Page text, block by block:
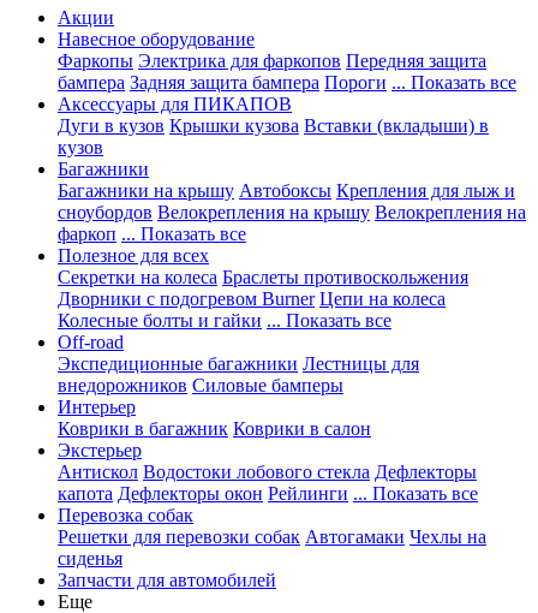
Акции
Навесное оборудование
Фаркопы Электрика для фаркопов Передняя защита
бампера Задняя защита бампера Пороги ... Показать все
Аксессуары для ПИКАПОВ
Дуги в кузов Крышки кузова Вставки (вкладыши) в
кузов
Багажники
Багажники на крышу Автобоксы Крепления для лыж и
сноубордов Велокрепления на крышу Велокрепления на
фаркоп ... Показать все
Полезное для всех
Секретки на колеса Браслеты противоскольжения
Дворники с подогревом Burner Цепи на колеса
Колесные болты и гайки ... Показать все
Off-road
Экспедиционные багажники Лестницы для
внедорожников Силовые бамперы
Интерьер
Коврики в багажник Коврики в салон
Экстерьер
Антискол Водостоки лобового стекла Дефлекторы
капота Дефлекторы окон Рейлинги ... Показать все
Перевозка собак
Решетки для перевозки собак Автогамаки Чехлы на
сиденья
Запчасти для автомобилей
Еще